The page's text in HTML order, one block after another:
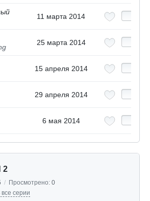
11 марта 2014
25 марта 2014
15 апреля 2014
29 апреля 2014
6 мая 2014
2
/ Просмотрено: 0
серии